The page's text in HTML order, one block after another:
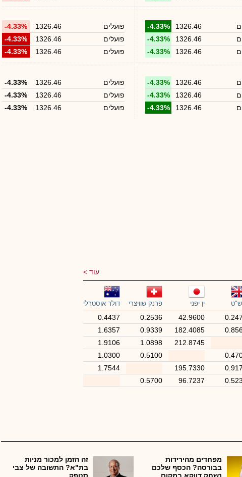
1326.46
-4.33%
1326.46
-4.33%
1326.46
-4.33%
1326.46
-4.33%
1326.46
-4.33%
1326.46
-4.33%
פועלים 1326.46
-4.33%
פועלים
1326.46
-4.33%
פועלים
1326.46
-4.33%
פועלים 1326.46
-4.33%
פועלים
1326.46
-4.33%
פועלים
1326.46
-4.33%
עוד
ין יפני פרנק שוויצרי דולר אוסטרלי
42.9600
0.2536
0.4437
182.4085
0.9339
1.6357
212.8745
1.0898
1.9106
0.5100
1.0300
195.7330
1.7544
96.7237
0.5700
מפחדים מהירידות
בבורסה? הכסף שלכם
זה הזמן למכור מניות
בת"א? התשובה של צבי